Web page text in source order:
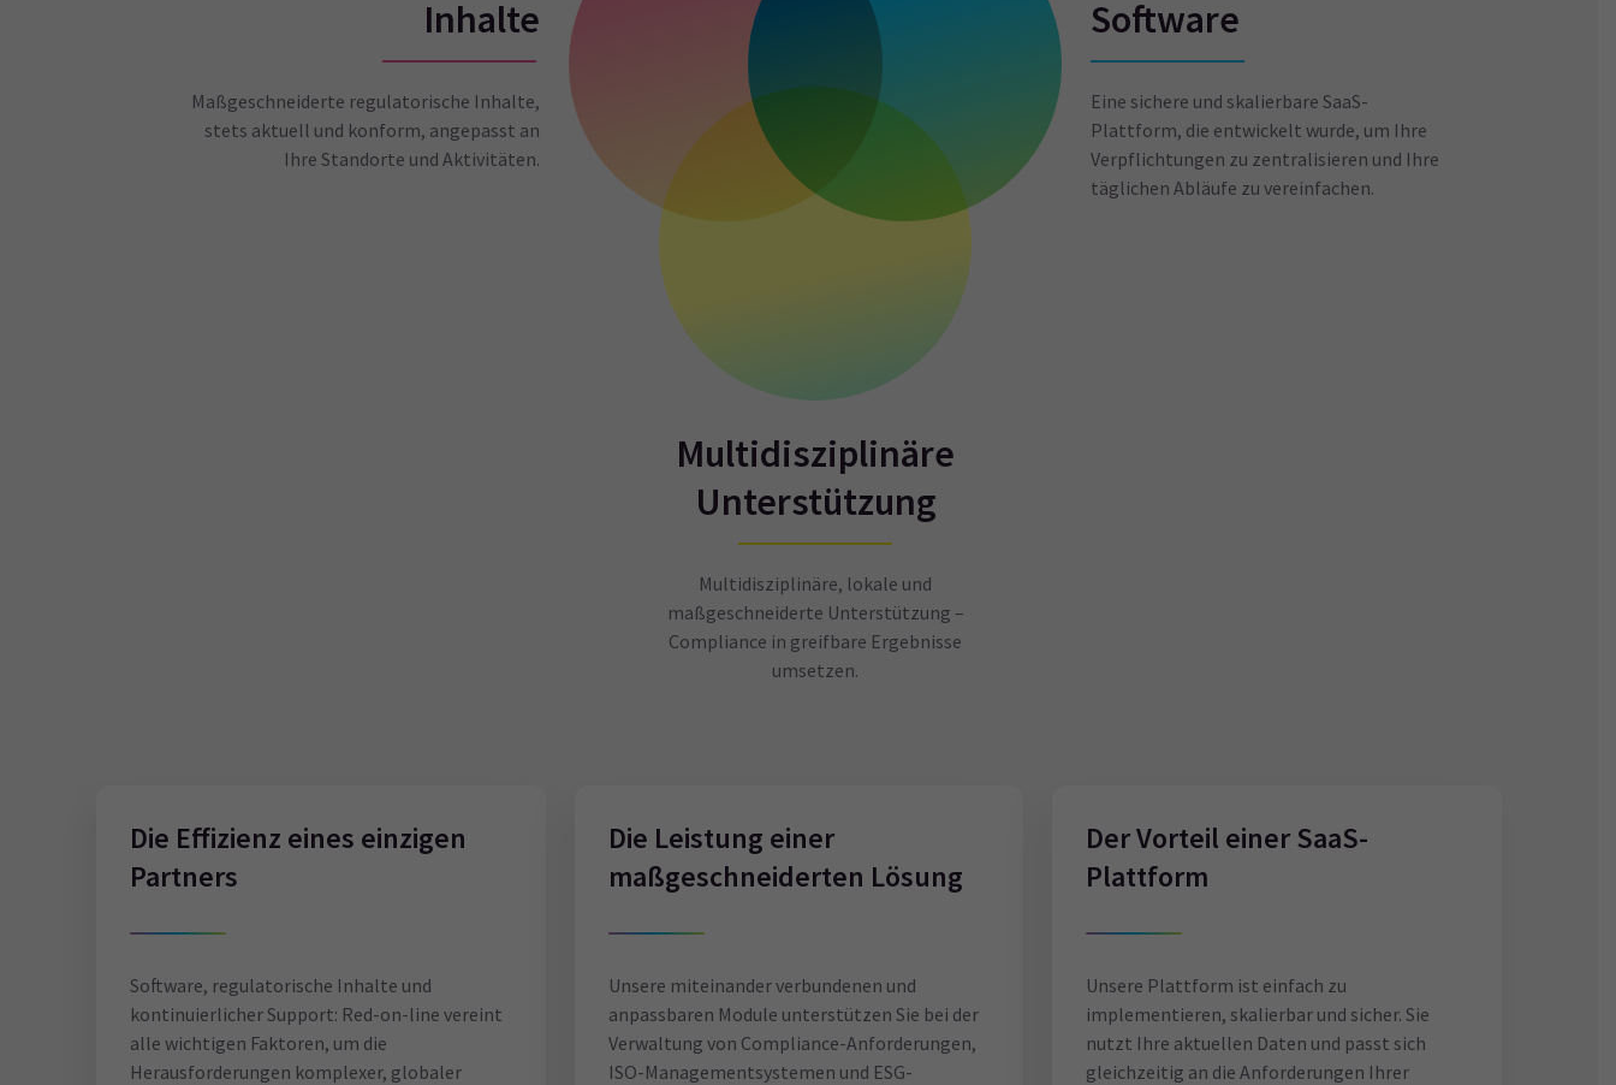
Inhalte
Maßgeschneiderte regulatorische Inhalte,
stets aktuell und konform, angepasst an
Ihre Standorte und Aktivitäten.
Software
Eine sichere und skalierbare SaaS-
Plattform, die entwickelt wurde, um Ihre
Verpflichtungen zu zentralisieren und Ihre
täglichen Abläufe zu vereinfachen.
Multidisziplinäre
Unterstützung
Multidisziplinäre, lokale und
maßgeschneiderte Unterstützung –
Compliance in greifbare Ergebnisse
umsetzen.
Die Effizienz eines einzigen
Partners
Software, regulatorische Inhalte und
kontinuierlicher Support: Red-on-line vereint
alle wichtigen Faktoren, um die
Herausforderungen komplexer, globaler
Die Leistung einer
maßgeschneiderten Lösung
Unsere miteinander verbundenen und
anpassbaren Module unterstützen Sie bei der
Verwaltung von Compliance-Anforderungen,
ISO-Managementsystemen und ESG-
Der Vorteil einer SaaS-
Plattform
Unsere Plattform ist einfach zu
implementieren, skalierbar und sicher. Sie
nutzt Ihre aktuellen Daten und passt sich
gleichzeitig an die Anforderungen Ihrer